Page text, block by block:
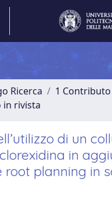
Ricerca
1 Contributo
in rivista
di un
clorexidina in
root planning in